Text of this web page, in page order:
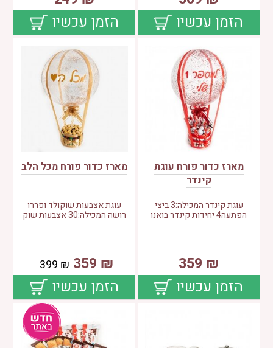
הזמן עכשיו הזמן עכשיו
מארז כדור פורח עוגת
קינדר
עוגת קינדר המכילה:3 ביצי
הפתעה4 יחידות קינדר בואנו
₪
359
הזמן עכשיו
מארז כדור פורח מכל הלב
עוגת אצבעות שוקולד ופררו
רושה המכילה:30 אצבעות שוק
₪
359
₪
399
הזמן עכשיו